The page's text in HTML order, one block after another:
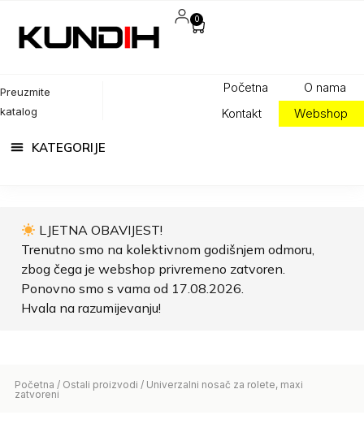
Početna
O nama
Kontakt
Webshop
Preuzmite
katalog
0
LJETNA OBAVIJEST!
Trenutno smo na kolektivnom godišnjem odmoru,
zbog čega je webshop privremeno zatvoren.
Ponovno smo s vama od 17.08.2026.
Hvala na razumijevanju!
Početna / Ostali proizvodi / Univerzalni nosač za rolete, maxi
zatvoreni